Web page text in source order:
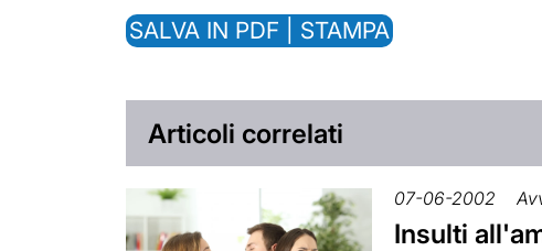
SALVA IN PDF | STAMPA
Articoli correlati
07-06-2002
Insulti